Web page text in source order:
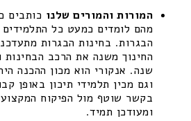
המורות והמורים שלנו כותבים
מהם לומדים כמעט כל התלמידים
הבגרות. בחינות הבגרות
החינוך משנה את הרכב
שנה. אנקורי הוא מכון ההכנה
וגם מכין תלמידי תיכון באופן
בקשר שוטף מול הפיקוח
ומעודכן תמיד.